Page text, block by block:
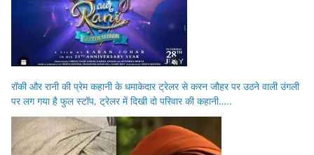
रॉकी और रानी की प्रेम कहानी के धमाकेदार ट्रेलर से करन जौहर पर उठने वाली उंगली
पर लग गया है फुल स्टॉप, ट्रेलर में दिखी दो परिवार की कहानी…..